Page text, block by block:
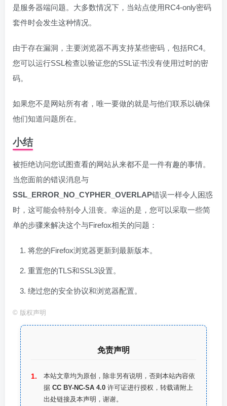
是服务器端问题。大多数情况下，当站点使用RC4-only密码
套件时会发生这种情况。
由于存在漏洞，主要浏览器不再支持某些密码，包括RC4。
您可以运行SSL检查以验证您的SSL证书没有使用过时的密
码。
如果您不是网站所有者，唯一要做的就是与他们联系以确保
他们知道问题所在。
小结
被拒绝访问您试图查看的网站从来都不是一件有趣的事情。
当您面前的错误消息与
SSL_ERROR_NO_CYPHER_OVERLAP错误一样令人困惑
时，这可能会特别令人沮丧。幸运的是，您可以采取一些简
单的步骤来解决这个与Firefox相关的问题：
将您的Firefox浏览器更新到最新版本。
重置您的TLS和SSL3设置。
绕过您的安全协议和浏览器配置。
© 版权声明
免责声明
本站文章均为原创，除非另有说明，否则本站内容依
据 CC BY-NC-SA 4.0 许可证进行授权，转载请附上
出处链接及本声明，谢谢。